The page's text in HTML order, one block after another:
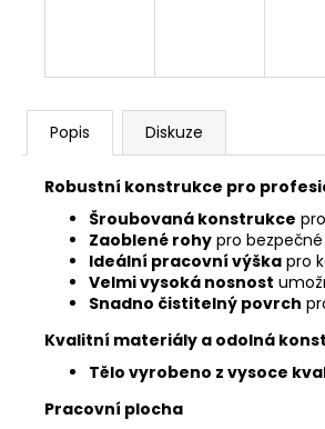
Popis Diskuze
Robustní konstrukce pro
Šroubovaná konstrukce
Zaoblené rohy pro
Ideální pracovní výška pro
Velmi vysoká nosnost
Snadno čistitelný povrch
Kvalitní materiály a odolná
Tělo vyrobeno z vysoce
Pracovní plocha